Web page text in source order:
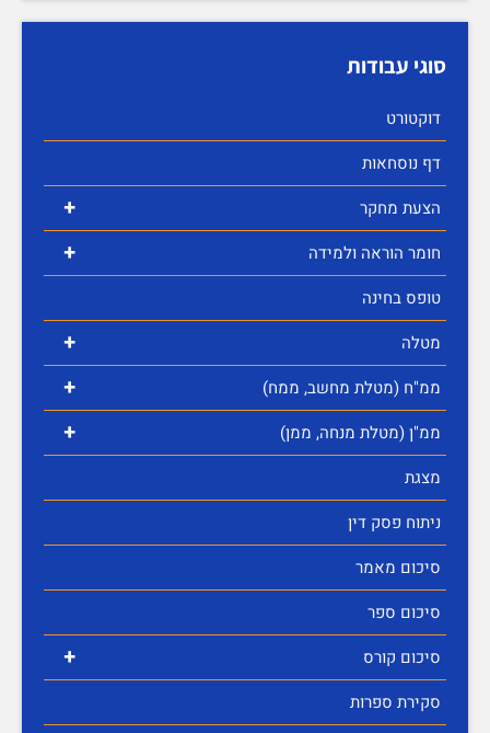
סוגי עבודות
דוקטורט
דף נוסחאות
+ הצעת מחקר
+
חומר הוראה ולמידה
טופס בחינה
+ מטלה
+ ממ"ח (מטלת מחשב, ממח)
+
ממ"ן (מטלת מנחה, ממן)
מצגת
ניתוח פסק דין
סיכום מאמר
סיכום ספר
+
סיכום קורס
סקירת ספרות